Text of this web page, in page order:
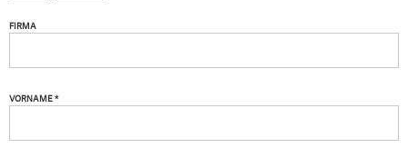
FIRMA
VORNAME *